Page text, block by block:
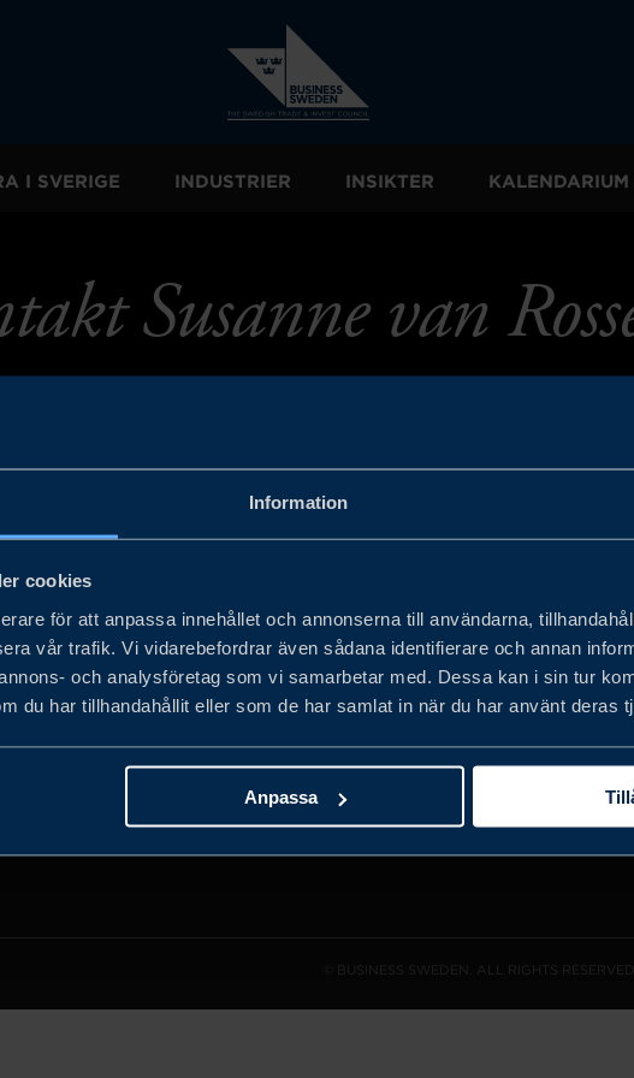
Information
cookies
för att anpassa innehållet och annonserna till användarna,
vår trafik. Vi vidarebefordrar även sådana identifierare och annan
och analysföretag som vi samarbetar med. Dessa kan i sin tur
du har tillhandahållit eller som de har samlat in när du har använt deras
Anpassa
I SVERIGE INDUSTRIER INSIKTER KALENDARIUM
Susanne van
det privata
expandera
© BUSINESS SWEDEN. ALL RIGHTS RESERVED